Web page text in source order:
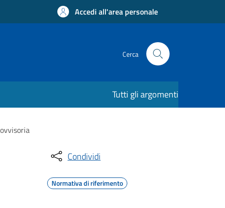
Accedi all'area personale
Cerca
Tutti gli argomenti
Condividi
Normativa di riferimento